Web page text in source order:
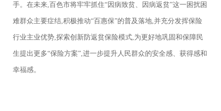
手。在未来,百色市将牢牢抓住“因病致贫、因病返贫”这一困扰困
难群众主要症结,积极推动“百惠保”的普及落地,并充分发挥保险
行业主业优势,探索创新防返贫保险模式,为更好地巩固和保障民
生提出更多“保险方案”,进一步提升人民群众的安全感、获得感和
幸福感。